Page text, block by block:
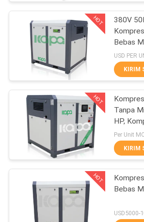
KAMI
PABRIK
KONTROL
KUALITAS
HUBUNGI
KAMI
BERITA
SITEMAP
Kompresor
Terintegrasi
Pemotongan
Kompresor
Penggerak
HOT
380V
Bebas
USD PER
KIRIM
HOT
Tanpa
HP,
1.6m3 /
Per Unit
KIRIM
HOT
Bebas
USD5000-